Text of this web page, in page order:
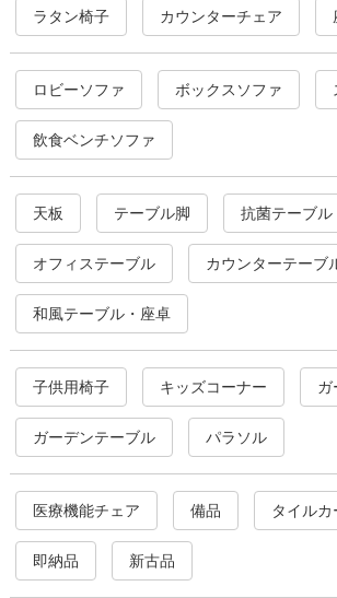
ラタン椅子 カウンターチェア
ロビーソファ ボックスソファ
飲食ベンチソファ
天板 テーブル脚 抗菌テーブル
オフィステーブル カウンターテーブ
和風テーブル・座卓
子供用椅子 キッズコーナー ガ
ガーデンテーブル パラソル
医療機能チェア 備品 タイルカ
即納品 新古品